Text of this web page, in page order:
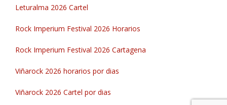
Leturalma 2026 Cartel
Rock Imperium Festival 2026 Horarios
Rock Imperium Festival 2026 Cartagena
Viñarock 2026 horarios por dias
Viñarock 2026 Cartel por dias